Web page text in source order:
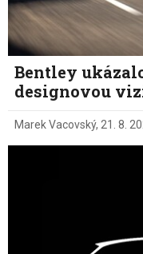
Bentley
designovou
Marek Vacovský, 21. 8.